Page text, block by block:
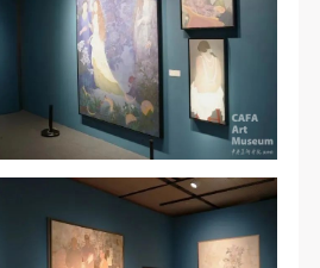
像权许可使用协议
广告法》、《中华人民共和国
民法院关于贯彻执行 《中华
若干问题的意见（试行）>的
许可方（甲方）和使用方（乙
经双方友好协商，甲乙双方就
使用达成如下一致协议：
像权许可使用协议
广告法》、《中华人民共和国
民法院关于贯彻执行 《中华
若干问题的意见（试行）>的
许可方（甲方）和使用方（乙
经双方友好协商，甲乙双方就
使用达成如下一致协议：
像权许可使用协议
广告法》、《中华人民共和国
民法院关于贯彻执行 《中华
若干问题的意见（试行）>的
许可方（甲方）和使用方（乙
经双方友好协商，甲乙双方就
使用达成如下一致协议：